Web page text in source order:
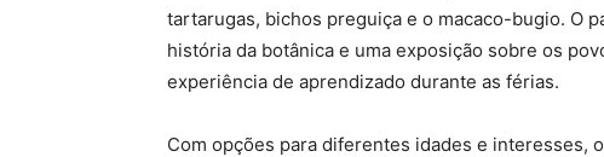
tartarugas, bichos preguiça e o macaco-bugio. O
história da botânica e uma exposição sobre os
experiência de aprendizado durante as férias.
Com opções para diferentes idades e interesses,